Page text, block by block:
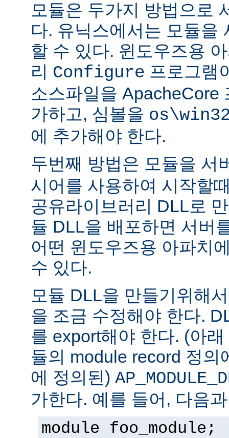
모듈은 두가지 방법으로
다. 유닉스에서는 모듈을
할 수 있다. 윈도우즈용
리 Configure 프로그램
소스파일을 ApacheCore
가하고, 심볼을
에 추가해야 한다.
두번째 방법은 모듈을 서
시어를 사용하여 시작할
공유라이브러리 DLL로
듈 DLL을 배포하면 서버
어떤 윈도우즈용 아파치
수 있다.
모듈 DLL을 만들기위해
을 조금 수정해야 한다.
를 export해야 한다. (아
듈의 module record 정의
에 정의된)
가한다. 예를 들어, 다음
module foo_module;